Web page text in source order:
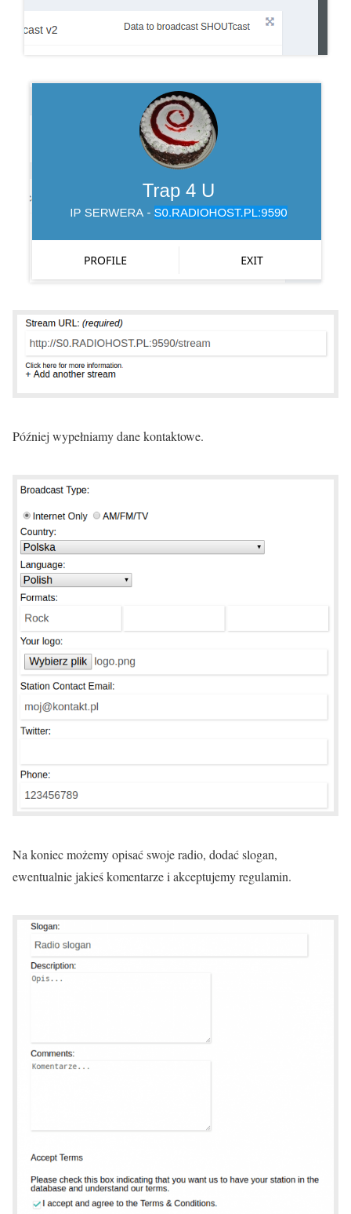
Później wypełniamy dane kontaktowe.
Na koniec możemy opisać swoje radio, dodać slogan,
ewentualnie jakieś komentarze i akceptujemy regulamin.